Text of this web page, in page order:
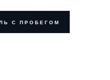
С ПРОБЕГОМ